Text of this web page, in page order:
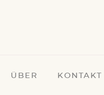
ÜBER KONTAKT